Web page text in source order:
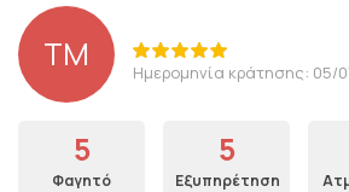
ΤΜ Ημερομηνία κράτησης: 05/
5
Φαγητό
5
Εξυπηρέτηση